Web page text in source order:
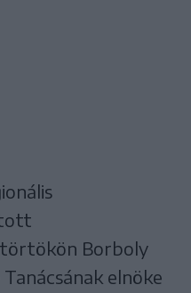
Borboly
elnöke